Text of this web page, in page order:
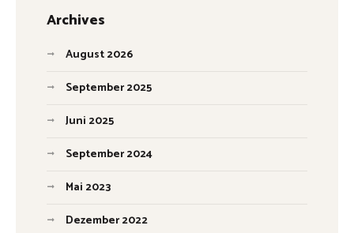
Archives
August 2026
September 2025
Juni 2025
September 2024
Mai 2023
Dezember 2022